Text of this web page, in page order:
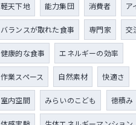
軽天下地 能力集団 消費者 ア
バランスが取れた食事 専門家 交
健康的な食事 エネルギーの効率
作業スペース 自然素材 快適さ
室内空間 みらいのこども 徳積み